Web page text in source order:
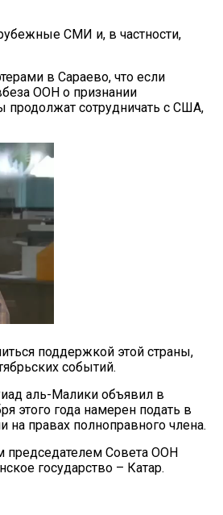
СМИ и, в частности,
в Сараево, что если
ООН о признании
продолжат сотрудничать с США,
поддержкой этой страны,
событий.
аль-Малики объявил в
этого года намерен подать в
правах полноправного члена.
председателем Совета ООН
государство – Катар.